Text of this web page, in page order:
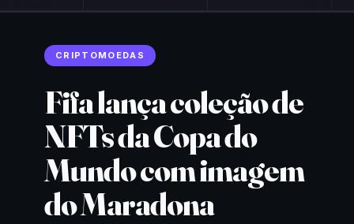
CRIPTOMOEDAS
Fifa lança coleção de
NFTs da Copa do
Mundo com imagem
do Maradona